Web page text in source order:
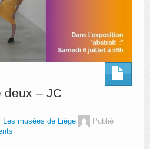
deux – JC
Les musées de Liège
Publié